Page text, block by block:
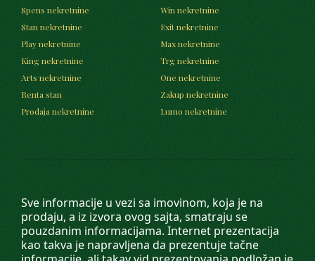
Sve informacije u vezi sa imovinom, koja je na
prodaju, a iz izvora ovog sajta, smatraju se
pouzdanim informacijama. Internet prezentacija
kao takva je napravljena da prezentuje tačne
Spens nekretnine
Win nekretnine
Stan nekretnine
Exit nekretnine
Play nekretnine
Max nekretnine
King nekretnine
Trg nekretnine
Arts nekretnine
One nekretnine
Renta stan
Zakup nekretnine
Prodaja nekretnine
Lumo nekretnine